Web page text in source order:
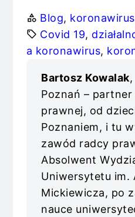
Blog, koronawirus
Covid 19,
a koronawirus,
Bartosz Kowalak
Poznań –
prawnej, od
Poznaniem, i tu
zawód radcy
Absolwent
Uniwersytetu im.
Mickiewicza, po
nauce